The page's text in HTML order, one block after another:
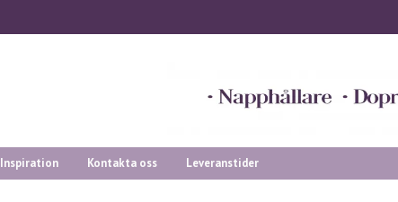
Inspiration Kontakta oss Leveranstider